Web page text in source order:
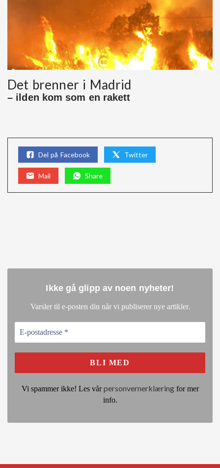
Det brenner i Madrid
– ilden kom som en rakett
Del på Facebook Twitter
Mail Share
Ikke gå glipp av noen nyheter!
Varsler til e-posten din når vi publiserer nye artikler.
Vi spammer ikke! Les vårpersonvernerklæringfor mer
info.